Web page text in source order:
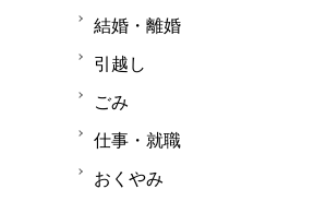
結婚・離婚
引越し
ごみ
仕事・就職
おくやみ